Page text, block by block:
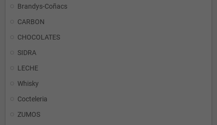
Brandys-Coñacs
CARBON
CHOCOLATES
SIDRA
LECHE
Whisky
Cocteleria
ZUMOS